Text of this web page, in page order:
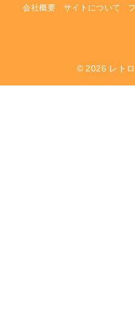
会社概要 サイトについて
© 2026 レト